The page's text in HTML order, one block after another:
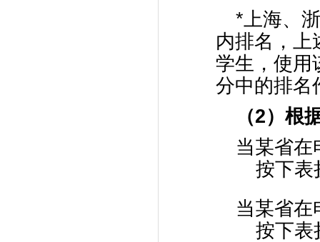
*上海、
内排名，上
学生，使用
分中的排名
（2）根
当某省在
按下表
当某省在
按下表